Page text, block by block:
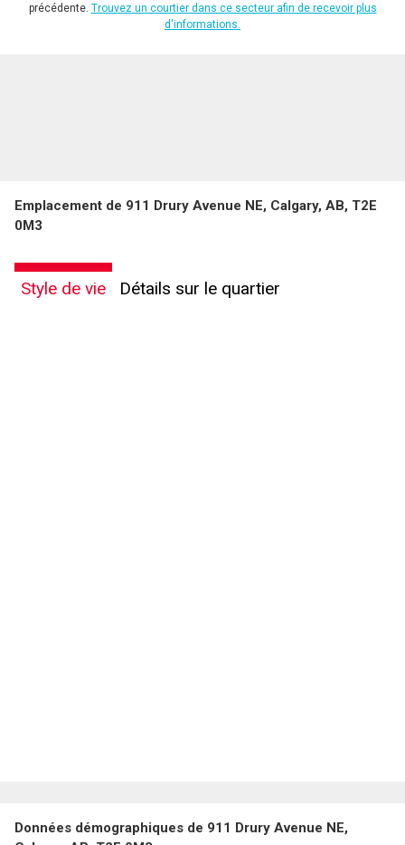
précédente. Trouvez un courtier dans ce secteur afin de recevoir plus
d'informations.
Emplacement de 911 Drury Avenue NE, Calgary, AB, T2E
0M3
Style de vie Détails sur le quartier
Données démographiques de 911 Drury Avenue NE,